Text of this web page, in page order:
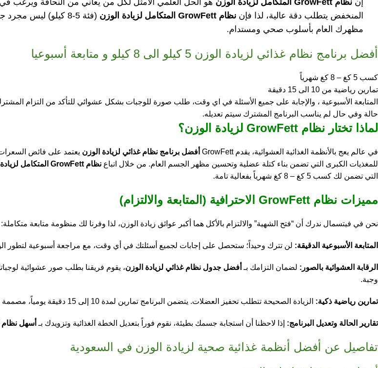
المنخفض يتطلب دقة عالية، لذا فإن نظام GrowFett المتكامل لزيادة الوزن
(فئة 5-8 كيلو)
مظهرك العام بأسلوب صحي ومستدام.
أفضل برنامج نظام غذائي لزيادة الوزن 5 كيلو الى 8 كيلو و متابعة أسبوعيا
كسب 5 كغ – 8 كغ شهرياً
تمارين رياضية من 10 الى 15 دقيقة
المتابعة الأسبوعية ، والإجابة على جميع الأسئلة في اي وقت، طلب صورة للوجبات بشكل عشوائي للتأكد من التزام
حالة وفي حال لم يناسب البرنامج المشترك سيتم تعديله.
لماذا تختار نظام GrowFett لزيادة الوزن؟
في عالم يعج بالأنظمة الغذائية العشوائية، يقدم GrowFett أفضل برنامج نظام غذائي لزيادة الوزن يعتمد على فائض
للمغذيات الكبرى التي تضمن بناء كتلة عضلية وتحسين مظهر الجسم العام. من خلال اتباع نظام GrowFett المتكامل لزيادة الوزن
التي تضمن لك كسب 5 كغ – 8 كغ شهرياً بفعالية تامة.
مميزات نظام GrowFett الاحترافية (المتابعة والالتزام)
نحن في فيتسمال ندرك أن “فتح الشهية” والالتزام بالأكل هما أكبر عوائق زيادة الوزن، لذا وفرنا لك منظومة متابعة متكاملة:
المتابعة الأسبوعية الدقيقة: لن تترك وحيداً؛ ستحصل على إجابات لجميع أسئلتك في أي وقت، مع مراجعة أسبوعية لتطور
الرقابة العشوائية بالصور: لضمان التزامك بـ أفضل جدول نظام غذائي لزيادة الوزن، يقوم فريقنا بطلب صور عشوائية
وجبة.
تمارين رياضية ذكية: الزيادة الصحيحة تتطلب تحفيز العضلات. يتضمن البرنامج تمارين لمدة 10 إلى 15 دقيقة يومياً، مصممة لتحويل السعرات الإضافية إلى كتلة عضلية بدلاً من مجرد دهون متراكمة.
تقارير الحالة وتعديل البرنامج: إذا لاحظنا أن استجابة جسمك بطيئة، نقوم فوراً بتعديل الخطة الغذائية وتزويدك بـ أسهل نظام
تفاصيل عن أفضل أنظمة غذائية صحية لزيادة الوزن في السعودية